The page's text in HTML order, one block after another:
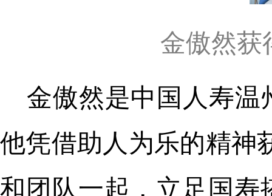
金傲然获
金傲然是中国人寿温
他凭借助人为乐的精神
和团队一起，立足国寿